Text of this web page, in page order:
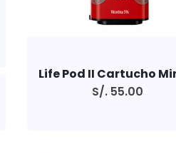
S/. 55.00